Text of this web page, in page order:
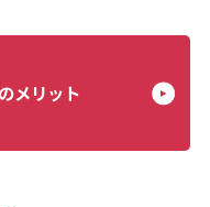
メリット